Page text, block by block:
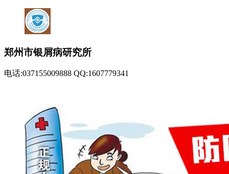
郑州市银屑病研究所
电话:037155009888 QQ:1607779341